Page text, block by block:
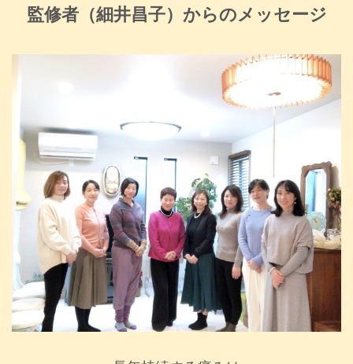
監修者（細井昌子）からのメッセージ